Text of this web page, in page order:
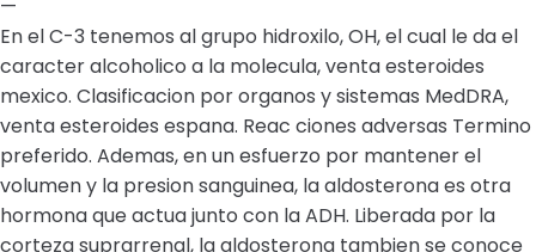
—
En el C-3 tenemos al grupo hidroxilo, OH, el cual le da el
caracter alcoholico a la molecula, venta esteroides
mexico. Clasificacion por organos y sistemas MedDRA,
venta esteroides espana. Reac ciones adversas Termino
preferido. Ademas, en un esfuerzo por mantener el
volumen y la presion sanguinea, la aldosterona es otra
hormona que actua junto con la ADH. Liberada por la
corteza suprarrenal, la aldosterona tambien se conoce